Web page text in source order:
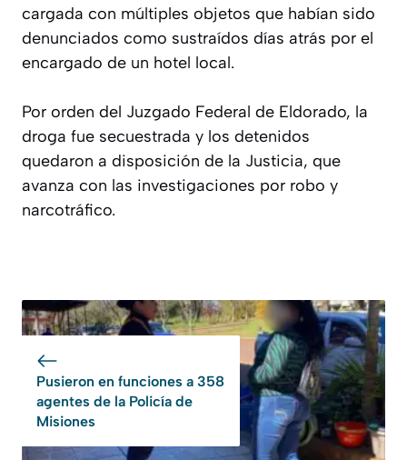
cargada con múltiples objetos que habían sido
denunciados como sustraídos días atrás por el
encargado de un hotel local.
Por orden del Juzgado Federal de Eldorado, la
droga fue secuestrada y los detenidos
quedaron a disposición de la Justicia, que
avanza con las investigaciones por robo y
narcotráfico.
Pusieron en funciones a 358
agentes de la Policía de
Misiones